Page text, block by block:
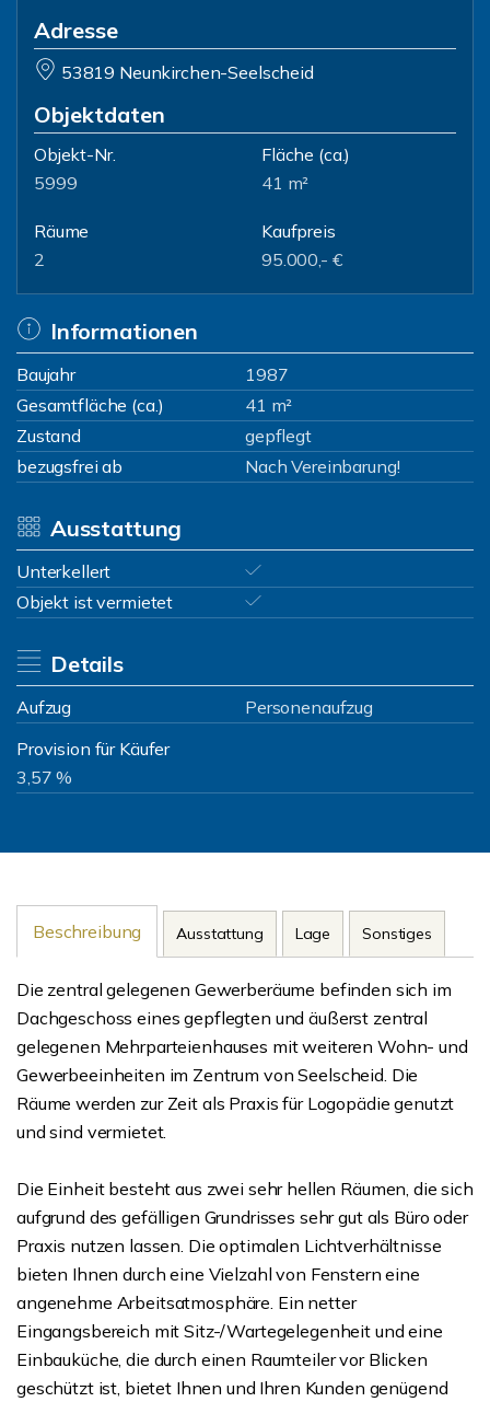
Adresse
53819 Neunkirchen-Seelscheid
Objektdaten
Objekt-Nr.
5999
Fläche (ca.)
41 m²
Räume
2
Kaufpreis
95.000,- €
Informationen
Baujahr
1987
Gesamtfläche (ca.)
41 m²
Zustand
gepflegt
bezugsfrei ab
Nach Vereinbarung!
Ausstattung
Unterkellert
Objekt ist vermietet
Details
Aufzug
Personenaufzug
Provision für Käufer
3,57 %
Beschreibung Ausstattung Lage Sonstiges
Die zentral gelegenen Gewerberäume befinden sich im
Dachgeschoss eines gepflegten und äußerst zentral
gelegenen Mehrparteienhauses mit weiteren Wohn- und
Gewerbeeinheiten im Zentrum von Seelscheid. Die
Räume werden zur Zeit als Praxis für Logopädie genutzt
und sind vermietet.
Die Einheit besteht aus zwei sehr hellen Räumen, die sich
aufgrund des gefälligen Grundrisses sehr gut als Büro oder
Praxis nutzen lassen. Die optimalen Lichtverhältnisse
bieten Ihnen durch eine Vielzahl von Fenstern eine
angenehme Arbeitsatmosphäre. Ein netter
Eingangsbereich mit Sitz-/Wartegelegenheit und eine
Einbauküche, die durch einen Raumteiler vor Blicken
geschützt ist, bietet Ihnen und Ihren Kunden genügend